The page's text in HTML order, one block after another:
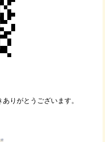
りがとうございます。